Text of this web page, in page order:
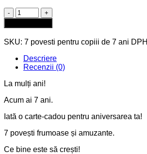
Cantitate
7
povesti
pentru
copiii
ani
SKU: 7 povesti pentru copiii de 7 ani DPH
Descriere
Recenzii (0)
La mulți ani!
Acum ai 7 ani.
Iată o carte-cadou pentru aniversarea ta!
7 povești frumoase și amuzante.
Ce bine este să crești!